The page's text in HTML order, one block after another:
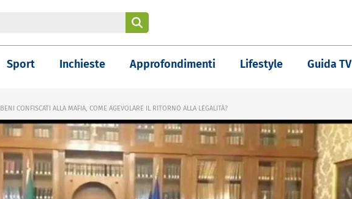
Sport Inchieste Approfondimenti Lifestyle Guida TV
BENI CONFISCATI ALLA MAFIA, COME AGEVOLARE IL RITORNO ALLA LEGALITÀ?